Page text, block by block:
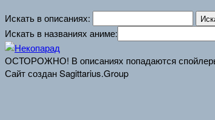
Искать в описаниях:
Искать в названиях аниме:
ОСТОРОЖНО! В описаниях попадаются
Сайт создан Sagittarius.Group